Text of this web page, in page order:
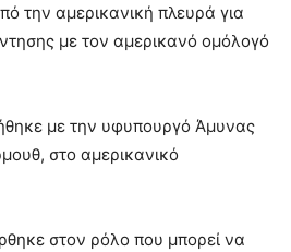
την αμερικανική πλευρά για
με τον αμερικανό ομόλογό
με την υφυπουργό Άμυνας
στο αμερικανικό
στον ρόλο που μπορεί να